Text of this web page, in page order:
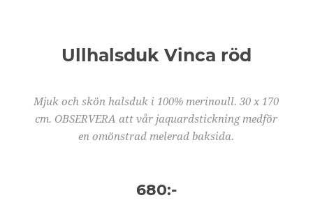
Ullhalsduk Vinca röd
Mjuk och skön halsduk i 100% merinoull. 30 x 170
cm. OBSERVERA att vår jaquardstickning medför
en omönstrad melerad baksida.
680:-